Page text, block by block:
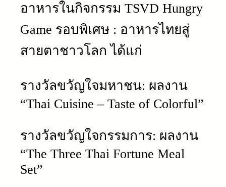
อาหารในกิจกรรม TSVD Hungry
Game รอบพิเศษ : อาหารไทยสู่
สายตาชาวโลก ได้แก่
รางวัลขวัญใจมหาชน: ผลงาน
“Thai Cuisine – Taste of Colorful”
รางวัลขวัญใจกรรมการ: ผลงาน
“The Three Thai Fortune Meal
Set”